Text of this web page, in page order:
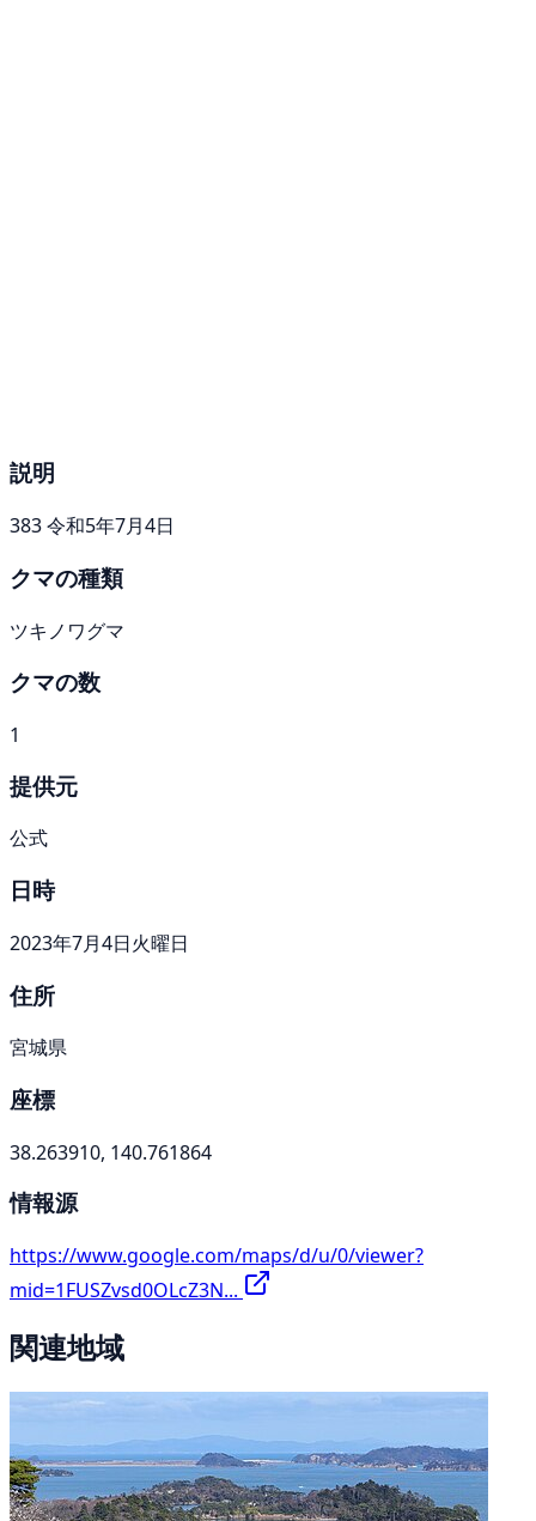
説明
383 令和5年7月4日
クマの種類
ツキノワグマ
クマの数
1
提供元
公式
日時
2023年7月4日火曜日
住所
宮城県
座標
38.263910, 140.761864
情報源
https://www.google.com/maps/d/u/0/viewer?
mid=1FUSZvsd0OLcZ3N...
関連地域